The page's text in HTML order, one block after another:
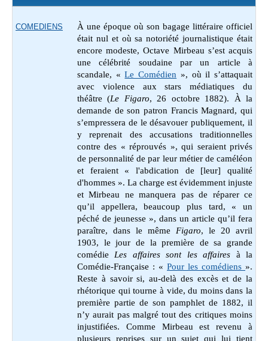
COMEDIENS
À une époque où son bagage littéraire officiel
était nul et où sa notoriété journalistique était
encore modeste, Octave Mirbeau s’est acquis
une célébrité soudaine par un article à
scandale, «Le Comédien », où il s’attaquait
avec violence aux stars médiatiques du
théâtre (Le Figaro, 26 octobre 1882). À la
demande de son patron Francis Magnard, qui
s’empressera de le désavouer publiquement, il
y reprenait des accusations traditionnelles
contre des « réprouvés », qui seraient privés
de personnalité de par leur métier de caméléon
et feraient « l'abdication de [leur] qualité
d'hommes ». La charge est évidemment injuste
et Mirbeau ne manquera pas de réparer ce
qu’il appellera, beaucoup plus tard, « un
péché de jeunesse », dans un article qu’il fera
paraître, dans le même Figaro, le 20 avril
1903, le jour de la première de sa grande
comédieLes affaires sont les affaires à la
Comédie-Française : « Pour les comédiens ».
Reste à savoir si, au-delà des excès et de la
rhétorique qui tourne à vide, du moins dans la
première partie de son pamphlet de 1882, il
n’y aurait pas malgré tout des critiques moins
injustifiées. Comme Mirbeau est revenu à
plusieurs reprises sur un sujet qui lui tient